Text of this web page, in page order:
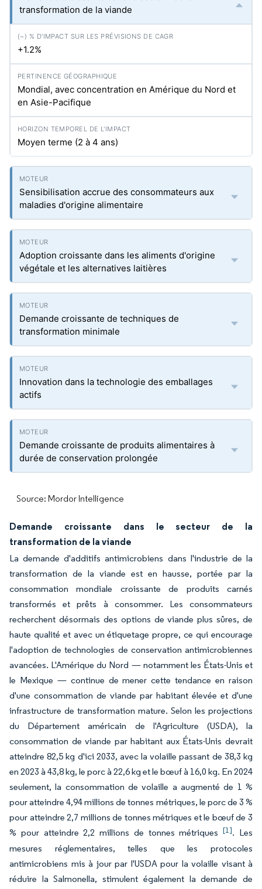
transformation de la viande
+1.2%
Mondial, avec concentration en Amérique du Nord et
en Asie-Pacifique
Moyen terme (2 à 4 ans)
Sensibilisation accrue des consommateurs aux
maladies d'origine alimentaire
Adoption croissante dans les aliments d'origine
végétale et les alternatives laitières
Demande croissante de techniques de
transformation minimale
Innovation dans la technologie des emballages
actifs
Demande croissante de produits alimentaires à
durée de conservation prolongée
Source: Mordor Intelligence
Demande croissante dans le secteur de la
transformation de la viande
La demande d'additifs antimicrobiens dans l'industrie de la
transformation de la viande est en hausse, portée par la
consommation mondiale croissante de produits carnés
transformés et prêts à consommer. Les consommateurs
recherchent désormais des options de viande plus sûres, de
haute qualité et avec un étiquetage propre, ce qui encourage
l'adoption de technologies de conservation antimicrobiennes
avancées. L'Amérique du Nord — notamment les États-Unis et
le Mexique — continue de mener cette tendance en raison
d'une consommation de viande par habitant élevée et d'une
infrastructure de transformation mature. Selon les projections
du Département américain de l'Agriculture (USDA), la
consommation de viande par habitant aux États-Unis devrait
atteindre 82,5 kg d'ici 2033, avec la volaille passant de 38,3 kg
en 2023 à 43,8 kg, le porc à 22,6 kg et le bœuf à 16,0 kg. En 2024
seulement, la consommation de volaille a augmenté de 1 %
pour atteindre 4,94 millions de tonnes métriques, le porc de 3 %
pour atteindre 2,7 millions de tonnes métriques et le bœuf de 3
% pour atteindre 2,2 millions de tonnes métriques[1]. Les
mesures réglementaires, telles que les protocoles
antimicrobiens mis à jour par l'USDA pour la volaille visant à
réduire laSalmonella, stimulent également la demande de